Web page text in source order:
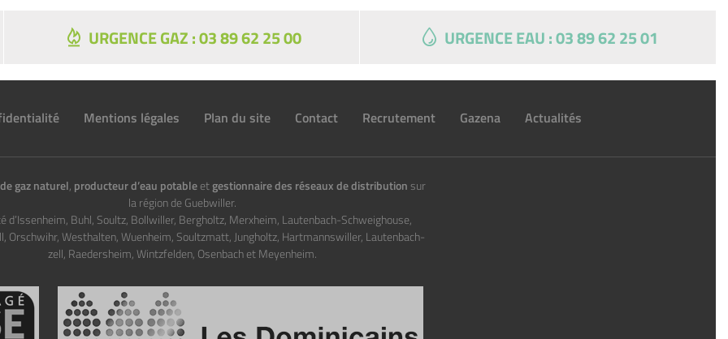
URGENCE GAZ : 03 89 62 25 00 URGENCE EAU : 03 89 62 25 01
Mentions légales Plan du site Contact Recrutement Gazena Actualités
gaz naturel, producteur d’eau potableetgestionnaire des réseaux de distribution sur
la région de Guebwiller.
d’Issenheim, Buhl, Soultz, Bollwiller, Bergholtz, Merxheim, Lautenbach-Schweighouse,
Orschwihr, Westhalten, Wuenheim, Soultzmatt, Jungholtz, Hartmannswiller, Lautenbach-
zell, Raedersheim, Wintzfelden, Osenbach et Meyenheim.